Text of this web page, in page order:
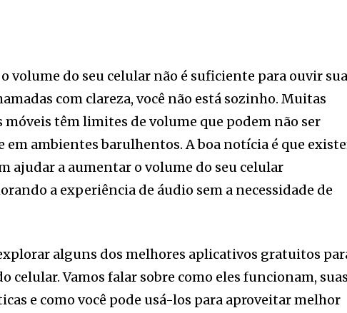
volume do seu celular não é suficiente para ouvir
com clareza, você não está sozinho. Muitas
móveis têm limites de volume que podem não ser
em ambientes barulhentos. A boa notícia é que
ajudar a aumentar o volume do seu celular
a experiência de áudio sem a necessidade de
alguns dos melhores aplicativos gratuitos
celular. Vamos falar sobre como eles funcionam,
e como você pode usá-los para aproveitar melhor